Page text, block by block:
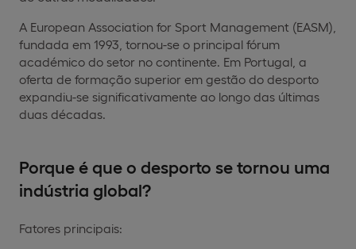
A European Association for Sport Management (EASM),
fundada em 1993, tornou-se o principal fórum
académico do setor no continente. Em Portugal, a
oferta de formação superior em gestão do desporto
expandiu-se significativamente ao longo das últimas
duas décadas.
Porque é que o desporto se tornou uma
indústria global?
Fatores principais: